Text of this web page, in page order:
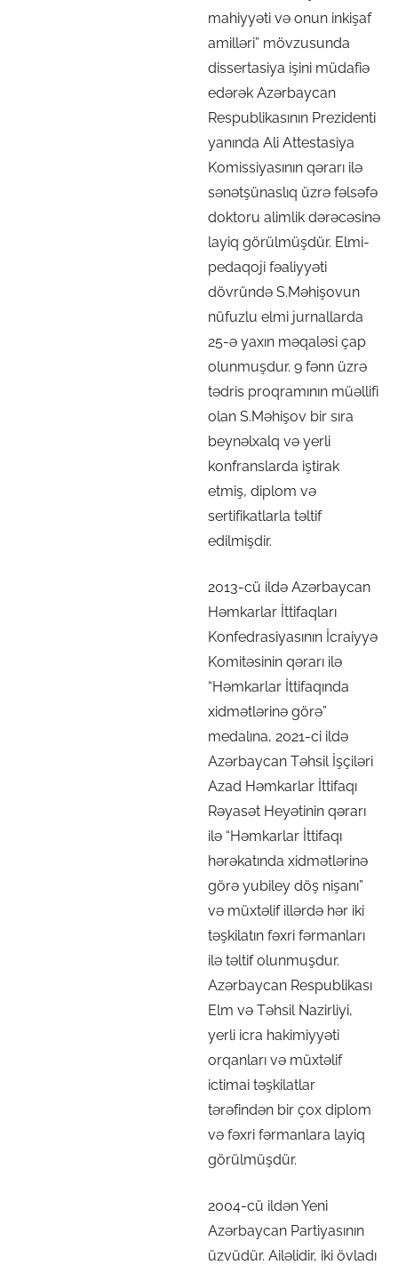
mahiyyəti və onun inkişaf
amilləri” mövzusunda
dissertasiya işini müdafiə
edərək Azərbaycan
Respublikasının Prezidenti
yanında Ali Attestasiya
Komissiyasının qərarı ilə
sənətşünaslıq üzrə fəlsəfə
doktoru alimlik dərəcəsinə
layiq görülmüşdür. Elmi-
pedaqoji fəaliyyəti
dövründə S.Məhişovun
nüfuzlu elmi jurnallarda
25-ə yaxın məqaləsi çap
olunmuşdur. 9 fənn üzrə
tədris proqramının müəllifi
olan S.Məhişov bir sıra
beynəlxalq və yerli
konfranslarda iştirak
etmiş, diplom və
sertifikatlarla təltif
edilmişdir.
2013-cü ildə Azərbaycan
Həmkarlar İttifaqları
Konfedrasiyasının İcraiyyə
Komitəsinin qərarı ilə
“Həmkarlar İttifaqında
xidmətlərinə görə”
medalına, 2021-ci ildə
Azərbaycan Təhsil İşçiləri
Azad Həmkarlar İttifaqı
Rəyasət Heyətinin qərarı
ilə “Həmkarlar İttifaqı
hərəkatında xidmətlərinə
görə yubiley döş nişanı”
və müxtəlif illərdə hər iki
təşkilatın fəxri fərmanları
ilə təltif olunmuşdur.
Azərbaycan Respublikası
Elm və Təhsil Nazirliyi,
yerli icra hakimiyyəti
orqanları və müxtəlif
ictimai təşkilatlar
tərəfindən bir çox diplom
və fəxri fərmanlara layiq
görülmüşdür.
2004-cü ildən Yeni
Azərbaycan Partiyasının
üzvüdür. Ailəlidir, iki övladı